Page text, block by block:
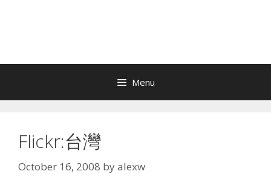
Menu
Flickr:台灣
October 16, 2008 byalexw